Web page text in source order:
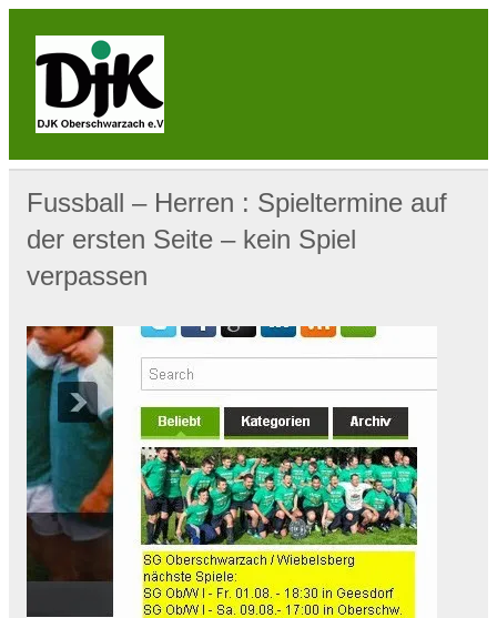
Skip
BEWEGEN! … Sport & Engagement
Fussball – Herren : Spieltermine auf
der ersten Seite – kein Spiel
verpassen